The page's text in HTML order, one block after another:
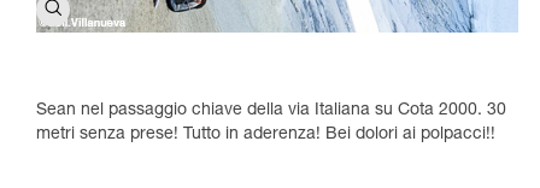
Sean nel passaggio chiave della via Italiana su Cota 2000. 30
metri senza prese! Tutto in aderenza! Bei dolori ai polpacci!!